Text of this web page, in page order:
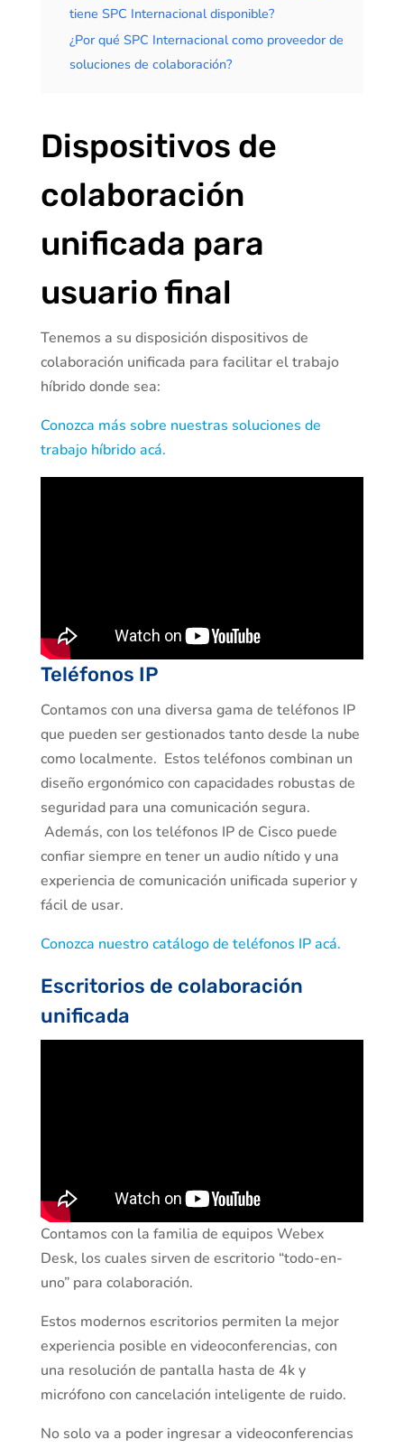
tiene SPC Internacional disponible?
¿Por qué SPC Internacional como proveedor de
soluciones de colaboración?
Dispositivos de
colaboración
unificada para
usuario final
Tenemos a su disposición dispositivos de
colaboración unificada para facilitar el trabajo
híbrido donde sea:
Conozca más sobre nuestras soluciones de
trabajo híbrido acá.
Teléfonos IP
Contamos con una diversa gama de teléfonos IP
que pueden ser gestionados tanto desde la nube
como localmente. Estos teléfonos combinan un
diseño ergonómico con capacidades robustas de
seguridad para una comunicación segura.
Además, con los teléfonos IP de Cisco puede
confiar siempre en tener un audio nítido y una
experiencia de comunicación unificada superior y
fácil de usar.
Conozca nuestro catálogo de teléfonos IP acá.
Escritorios de colaboración
unificada
Contamos con la familia de equipos Webex
Desk, los cuales sirven de escritorio “todo-en-
uno” para colaboración.
Estos modernos escritorios permiten la mejor
experiencia posible en videoconferencias, con
una resolución de pantalla hasta de 4k y
micrófono con cancelación inteligente de ruido.
No solo va a poder ingresar a videoconferencias